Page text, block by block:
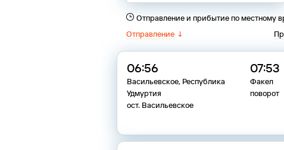
Отправление и прибытие по местному
Отправление ↓
06:56
Васильевское, Республика
Удмуртия
ост. Васильевское
07:53
Факел
поворот